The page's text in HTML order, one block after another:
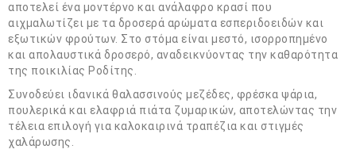
αποτελεί ένα μοντέρνο και ανάλαφρο κρασί που
αιχμαλωτίζει με τα δροσερά αρώματα εσπεριδοειδών και
εξωτικών φρούτων. Στο στόμα είναι μεστό, ισορροπημένο
και απολαυστικά δροσερό, αναδεικνύοντας την καθαρότητα
της ποικιλίας Ροδίτης.
Συνοδεύει ιδανικά θαλασσινούς μεζέδες, φρέσκα ψάρια,
πουλερικά και ελαφριά πιάτα ζυμαρικών, αποτελώντας την
τέλεια επιλογή για καλοκαιρινά τραπέζια και στιγμές
χαλάρωσης.